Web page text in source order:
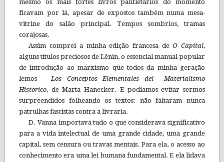
mesmo os mais fortes livros panfletários do momento
ficavam por lá, apesar de expostos também numa mesa-
vitrine do salão principal. Tempos sombrios, tramas
corajosas.
Assim comprei a minha edição francesa deO Capital,
alguns títulos preciosos de Lênin, o essencial manual popular
de introdução ao marxismo que todos da minha geração
lemos –Los Conceptos Elementales del Materialismo
Historico, de Marta Hanecker. E podíamos evitar sermos
surpreendidos folheando os textos: não faltaram nunca
patrulhas fascistas contra a livraria.
D. Vanna importava tudo o que considerava significativo
para a vida intelectual de uma grande cidade, uma grande
capital, sem censura ou travas mentais. Para ela, o acesso ao
conhecimento era uma lei humana fundamental. E ela lidava